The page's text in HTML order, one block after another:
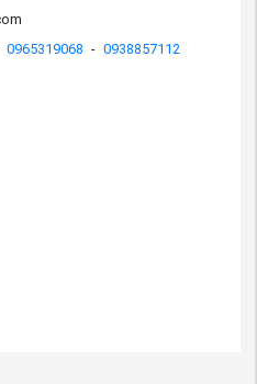
0965319068 - 0938857112